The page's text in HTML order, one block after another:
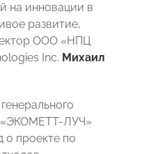
на инновации в
развитие,
ООО «НПЦ
Inc. Михаил
«ЭКОМЕТТ-ЛУЧ»
о проекте по